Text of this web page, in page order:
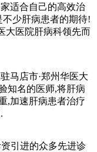
适合自己的高效治
少肝病患者的期待!
大医院肝病科领先而
店市·郑州华医大
知名的医师,将肝病
,加速肝病患者治疗
引进的众多先进诊